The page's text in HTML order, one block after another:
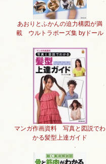
あおりとふかんの迫力構図が満
載 ウルトラポーズ集 byドール
マンガ作画資料 写真と図説でわ
かる髪型上達ガイド